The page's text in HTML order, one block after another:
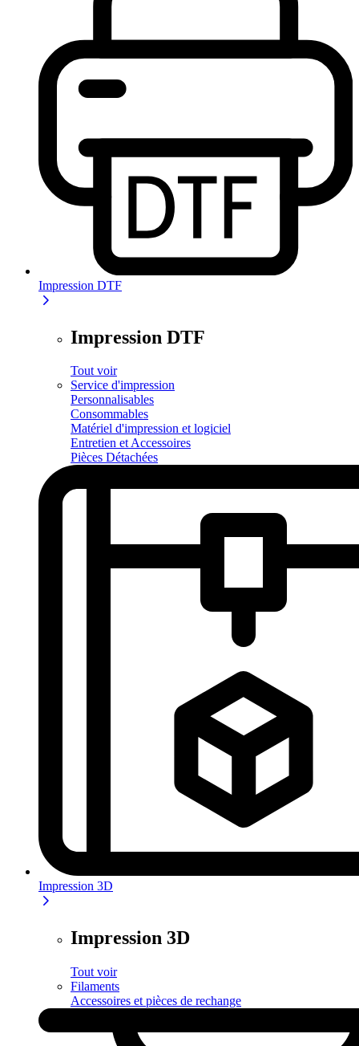
Impression DTF
Impression DTF
Tout voir
Service d'impression
Personnalisables
Consommables
Matériel d'impression et logiciel
Entretien et Accessoires
Pièces Détachées
Impression 3D
Impression 3D
Tout voir
Filaments
Accessoires et pièces de rechange